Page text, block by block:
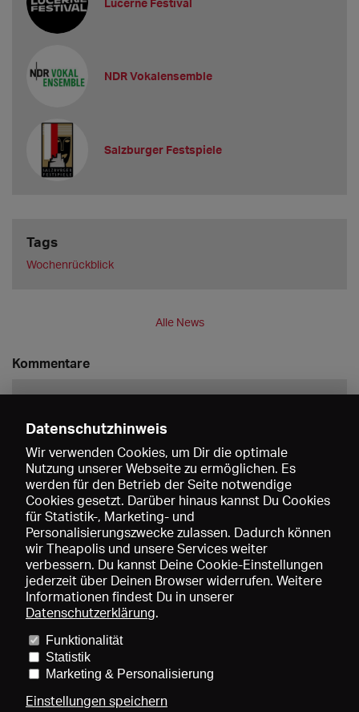
NDR Vokalensemble
Salzburger Festspiele
Tags
Wochenrückblick
Alle News
Kommentare
Speichern
Preise und Mitgliedschaften
Mediadaten
Über uns Impressum
Datenschutzhinweis
Wir verwenden Cookies, um Dir die optimale
Nutzung unserer Webseite zu ermöglichen. Es
werden für den Betrieb der Seite notwendige
Cookies gesetzt. Darüber hinaus kannst Du Cookies
für Statistik-, Marketing- und
Personalisierungszwecke zulassen. Dadurch können
wir Theapolis und unsere Services weiter
verbessern. Du kannst Deine Cookie-Einstellungen
jederzeit über Deinen Browser widerrufen. Weitere
Informationen findest Du in unserer
Datenschutzerklärung.
Funktionalität
Statistik
Marketing & Personalisierung
Einstellungen speichern